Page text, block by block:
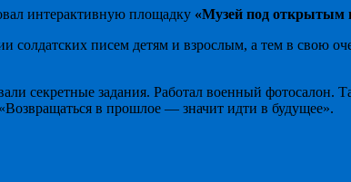
интерактивную площадку «Музей под открытым
солдатских писем детям и взрослым, а тем в свою
секретные задания. Работал военный фотосалон.
в прошлое — значит идти в будущее».